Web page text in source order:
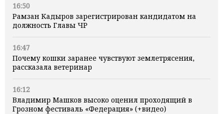
16:50
Рамзан Кадыров зарегистрирован кандидатом на
должность Главы ЧР
16:47
Почему кошки заранее чувствуют землетрясения,
рассказала ветеринар
16:12
Владимир Машков высоко оценил проходящий в
Грозном фестиваль «Федерация» (+видео)